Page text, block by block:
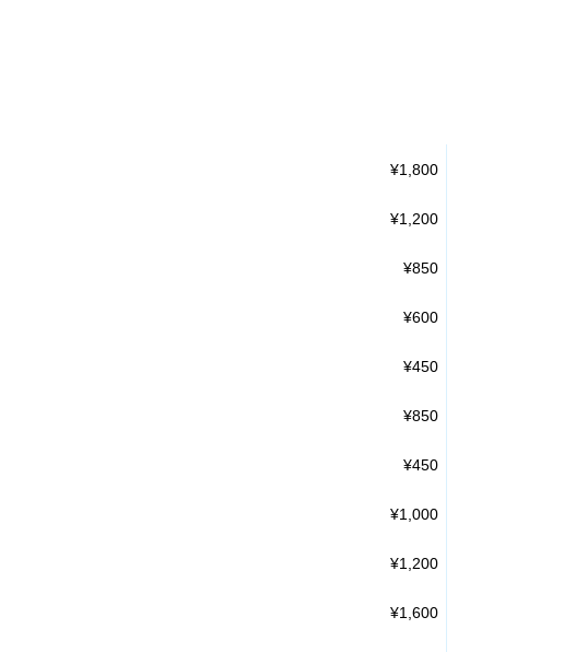
¥1,800
¥1,200
¥850
¥600
¥450
¥850
¥450
¥1,000
¥1,200
¥1,600